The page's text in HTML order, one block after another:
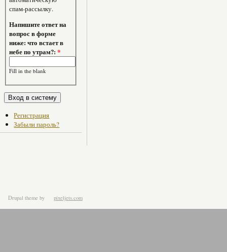
спам-рассылку.
Напишите ответ на
вопрос в форме
ниже: что встает в
небе по утрам?:*
Fill in the blank
Регистрация
Забыли пароль?
Drupal theme by pixeljets.com